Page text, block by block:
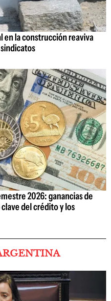
en la construcción reaviva
2026: ganancias de
del crédito y los